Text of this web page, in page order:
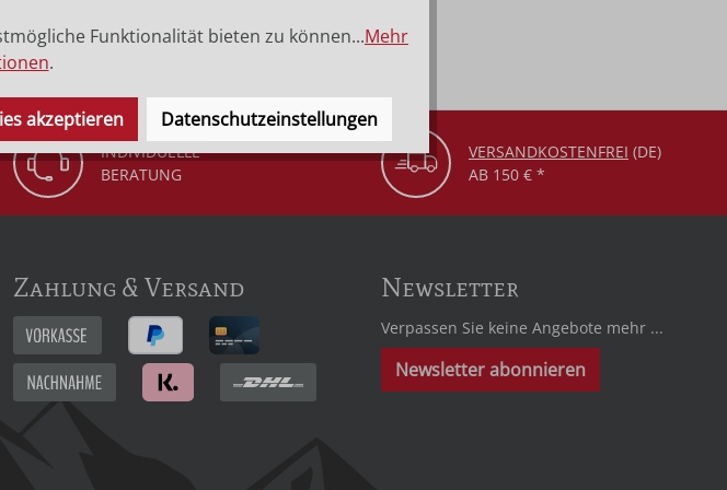
INDIVIDUELLE
BERATUNG
VERSANDKOSTENFREI (DE)
AB 150 € *
Zahlung & Versand Newsletter
Verpassen Sie keine Angebote mehr ...
Newsletter abonnieren
Funktionalität bieten zu können...Mehr
.
akzeptieren Datenschutzeinstellungen